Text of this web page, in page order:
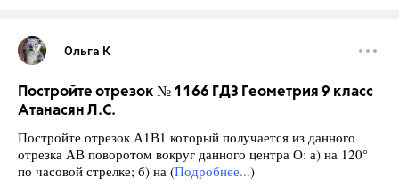
Ольга К
Постройте отрезок № 1166 ГДЗ Геометрия 9 класс
Атанасян Л.С.
Постройте отрезок А1В1 который получается из данного
отрезка АВ поворотом вокруг данного центра О: а) на 120°
по часовой стрелке; б) на (Подробнее...)